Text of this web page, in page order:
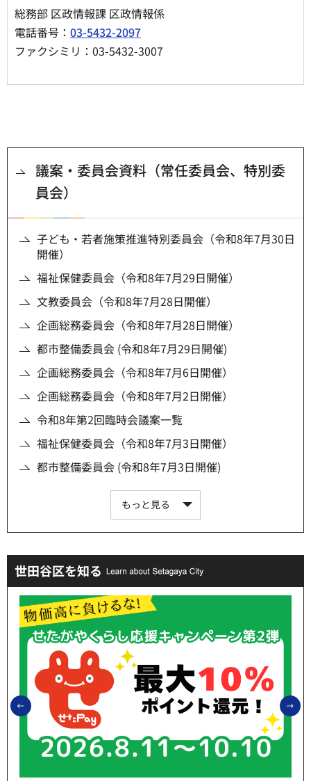
総務部 区政情報課 区政情報係
電話番号： 03-5432-2097
ファクシミリ：03-5432-3007
議案・委員会資料（常任委員会、特別委
員会）
子ども・若者施策推進特別委員会（令和8年7月30日
開催）
福祉保健委員会（令和8年7月29日開催）
文教委員会（令和8年7月28日開催）
企画総務委員会（令和8年7月28日開催）
都市整備委員会 (令和8年7月29日開催)
企画総務委員会（令和8年7月6日開催）
企画総務委員会（令和8年7月2日開催）
令和8年第2回臨時会議案一覧
福祉保健委員会（令和8年7月3日開催）
都市整備委員会 (令和8年7月3日開催)
もっと見る
世田谷区を知る
前のスライドを表示